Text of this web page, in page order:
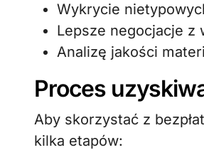
Wykrycie
Lepsze negocjacje z
Analizę jakości
Proces
Aby skorzystać z
kilka etapów: